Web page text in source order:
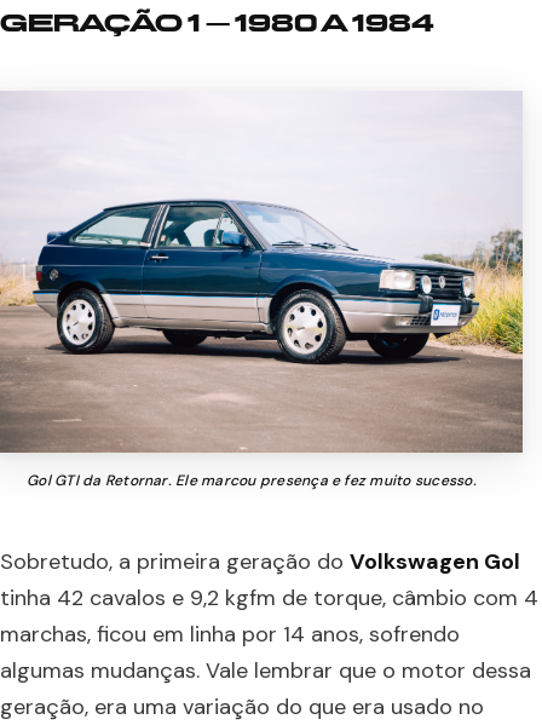
GERAÇÃO 1 – 1980 A 1984
Gol GTI da Retornar. Ele marcou presença e fez muito sucesso.
Sobretudo, a primeira geração do Volkswagen Gol
tinha 42 cavalos e 9,2 kgfm de torque, câmbio com 4
marchas, ficou em linha por 14 anos, sofrendo
algumas mudanças. Vale lembrar que o motor dessa
geração, era uma variação do que era usado no